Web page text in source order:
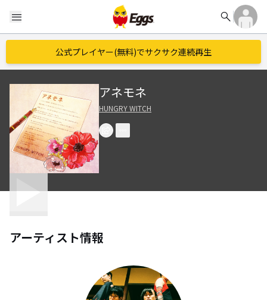
menu search
公式プレイヤー(無料)でサクサク連続再生
アネモネ
HUNGRY WITCH
アーティスト情報